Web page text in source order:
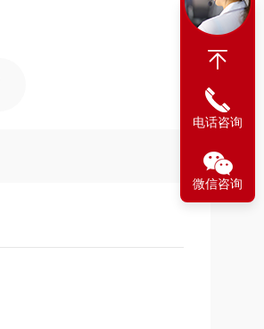
电话咨询
微信咨询